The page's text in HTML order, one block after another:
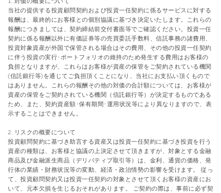
当社の提供する投資顧問契約および投資一任契約に係るサービスに対する
報酬は、最終的にお客様との個別協議に基づき決定いたします。これらの
報酬につきましては、契約締結前交付書面等でご確認ください。投資一任
契約に係る報酬以外に有価証券等の売買委託手数料、信託事務の諸費用、
投資対象資産が外国で保管される場合はその費用、その他の投資一任契約
に伴う投資の実行･ポートフォリオの維持のため発生する費用はお客様の
負担となりますが、これらはお客様が資産の保管をご契約されている機関
(信託銀行等)を通じてご負担頂くことになり、当社にお支払い頂くもので
はありません。これらの報酬その他の対価の合計額については、お客様が
資産の保管をご契約されている機関（信託銀行等）が決定するものである
ため、また、契約資産額･保有期間･運用状況等により異なりますので、表
示することはできません。
2. リスクの概要について
投資顧問契約に基づき助言する資産又は投資一任契約に基づき投資を行う
資産の種類は、お客様と協議の上決定させて頂きますが、対象とする金融
商品及び金融派生商品（デリバティブ取引等）は、金利、通貨の価格、発
行体の業績・財務状況等の変動、経済・政治情勢の影響を受けます。 従っ
て、投資顧問契約又は投資一任契約の対象とさせて頂くお客様の資産にお
いて、元本欠損を生じるおそれがあります。 ご契約の際は、事前に必ず契